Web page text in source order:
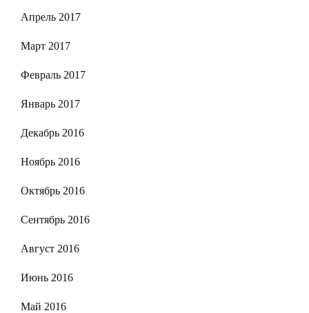
Апрель 2017
Март 2017
Февраль 2017
Январь 2017
Декабрь 2016
Ноябрь 2016
Октябрь 2016
Сентябрь 2016
Август 2016
Июнь 2016
Май 2016